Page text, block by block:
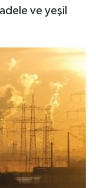
ve yeşil